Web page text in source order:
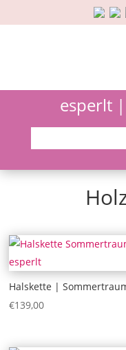
esperlt
Halskette |
€139,00